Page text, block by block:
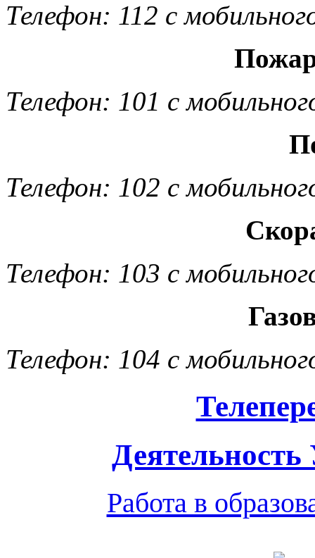
Телефон: 112 с
Телефон: 101 с
Телефон: 102 с
Телефон: 103 с
Телефон: 104 с
Работа в